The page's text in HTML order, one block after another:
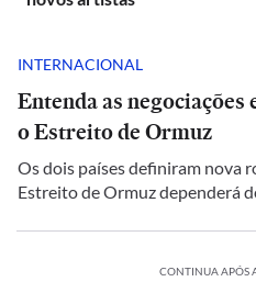
INTERNACIONAL
Entenda as
o Estreito de Ormuz
Os dois países definiram nova
Estreito de Ormuz dependerá
CONTINUA APÓS